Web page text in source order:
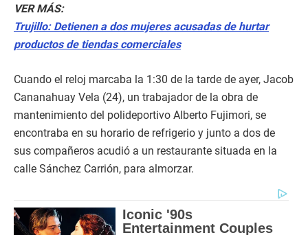
VER MÁS:
Trujillo: Detienen a dos mujeres acusadas de hurtar
productos de tiendas comerciales
Cuando el reloj marcaba la 1:30 de la tarde de ayer, Jacob
Cananahuay Vela (24), un trabajador de la obra de
mantenimiento del polideportivo Alberto Fujimori, se
encontraba en su horario de refrigerio y junto a dos de
sus compañeros acudió a un restaurante situada en la
calle Sánchez Carrión, para almorzar.